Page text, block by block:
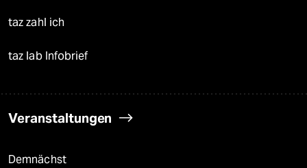
taz zahl ich
taz lab Infobrief
Veranstaltungen
Demnächst